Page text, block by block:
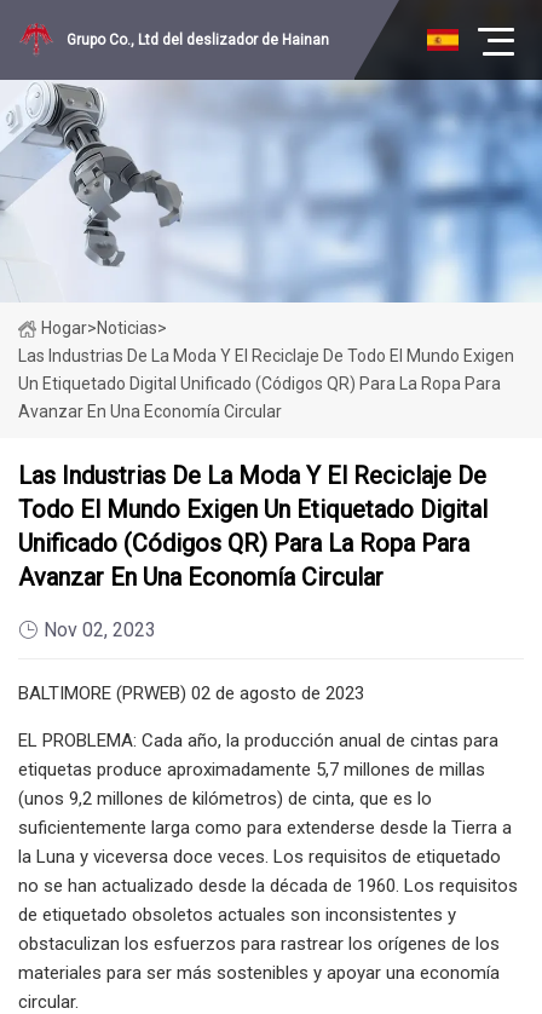
Grupo Co., Ltd del deslizador de Hainan
Hogar>Noticias>
Las Industrias De La Moda Y El Reciclaje De Todo El Mundo Exigen
Un Etiquetado Digital Unificado (códigos QR) Para La Ropa Para
Avanzar En Una Economía Circular
Las Industrias De La Moda Y El Reciclaje De
Todo El Mundo Exigen Un Etiquetado Digital
Unificado (códigos QR) Para La Ropa Para
Avanzar En Una Economía Circular
Nov 02, 2023
BALTIMORE (PRWEB) 02 de agosto de 2023
EL PROBLEMA: Cada año, la producción anual de cintas para
etiquetas produce aproximadamente 5,7 millones de millas
(unos 9,2 millones de kilómetros) de cinta, que es lo
suficientemente larga como para extenderse desde la Tierra a
la Luna y viceversa doce veces. Los requisitos de etiquetado
no se han actualizado desde la década de 1960. Los requisitos
de etiquetado obsoletos actuales son inconsistentes y
obstaculizan los esfuerzos para rastrear los orígenes de los
materiales para ser más sostenibles y apoyar una economía
circular.